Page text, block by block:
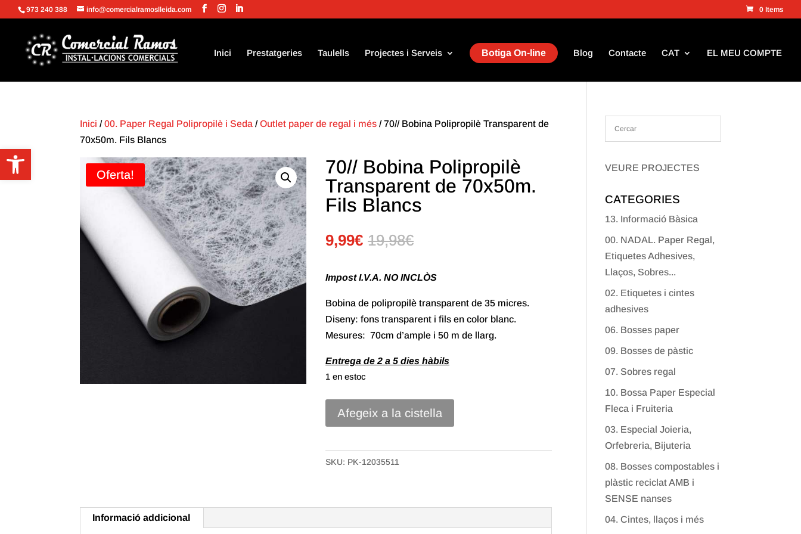
Obre la barra d'eines
973 240 388 info@comercialramoslleida.com 0 Items
Inici Prestatgeries Taulells Projectes i Serveis Botiga On-line Blog Contacte CAT EL MEU COMPTE
Inici /00. Paper Regal Polipropilè i Seda /Outlet paper de regal i més / 70// Bobina Polipropilè Transparent de
70x50m. Fils Blancs
Oferta!
70// Bobina Polipropilè
Transparent de 70x50m.
Fils Blancs
9,99€ 19,98€
Impost I.V.A. NO INCLÒS
Bobina de polipropilè transparent de 35 micres.
Diseny: fons transparent i fils en color blanc.
Mesures: 70cm d’ample i 50 m de llarg.
Entrega de 2 a 5 dies hàbils
1 en estoc
quantitat
Afegeix a la cistella
SKU: PK-12035511
Informació addicional
VEURE PROJECTES
CATEGORIES
13. Informació Bàsica
00. NADAL. Paper Regal,
Etiquetes Adhesives,
Llaços, Sobres...
02. Etiquetes i cintes
adhesives
06. Bosses paper
09. Bosses de pàstic
07. Sobres regal
10. Bossa Paper Especial
Fleca i Fruiteria
03. Especial Joieria,
Orfebreria, Bijuteria
08. Bosses compostables i
plàstic reciclat AMB i
SENSE nanses
04. Cintes, llaços i més